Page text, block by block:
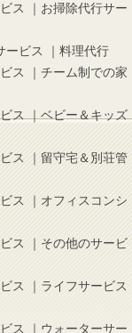
ス ｜お掃除代行サー
ービス ｜料理代行
ス ｜チーム制での家
ス ｜ベビー＆キッズ
ス ｜留守宅＆別荘管
ス ｜オフィスコンシ
ス ｜その他のサービ
ス ｜ライフサービス
ス ｜ウォーターサー